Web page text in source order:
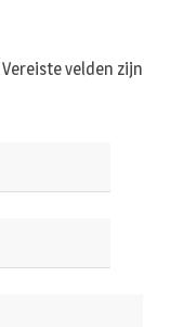
Vereiste velden zijn